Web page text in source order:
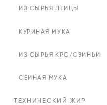
ИЗ СЫРЬЯ ПТИЦЫ
КУРИНАЯ МУКА
ИЗ СЫРЬЯ КРС/СВИНЬИ
СВИНАЯ МУКА
ТЕХНИЧЕСКИЙ ЖИР